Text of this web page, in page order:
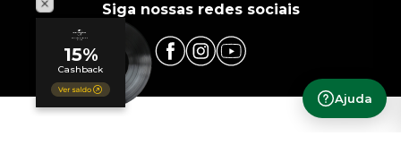
Ajuda
Siga nossas redes sociais